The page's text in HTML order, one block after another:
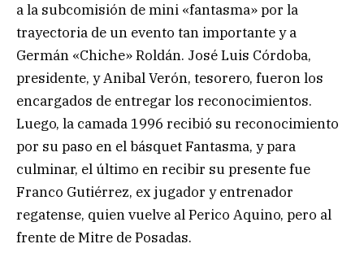
a la subcomisión de mini «fantasma» por la
trayectoria de un evento tan importante y a
Germán «Chiche» Roldán. José Luis Córdoba,
presidente, y Anibal Verón, tesorero, fueron los
encargados de entregar los reconocimientos.
Luego, la camada 1996 recibió su reconocimiento
por su paso en el básquet Fantasma, y para
culminar, el último en recibir su presente fue
Franco Gutiérrez, ex jugador y entrenador
regatense, quien vuelve al Perico Aquino, pero al
frente de Mitre de Posadas.